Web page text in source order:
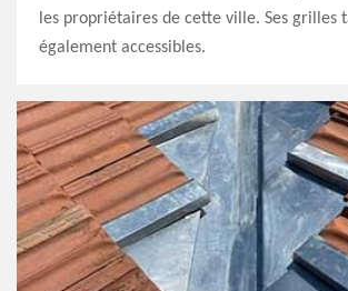
les propriétaires de cette ville. Ses grilles
également accessibles.